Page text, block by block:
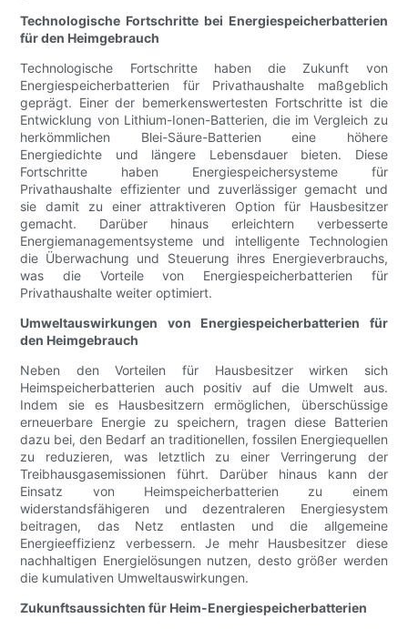
Technologische Fortschritte bei Energiespeicherbatterien
für den Heimgebrauch
Technologische Fortschritte haben die Zukunft von
Energiespeicherbatterien für Privathaushalte maßgeblich
geprägt. Einer der bemerkenswertesten Fortschritte ist die
Entwicklung von Lithium-Ionen-Batterien, die im Vergleich zu
herkömmlichen Blei-Säure-Batterien eine höhere
Energiedichte und längere Lebensdauer bieten. Diese
Fortschritte haben Energiespeichersysteme für
Privathaushalte effizienter und zuverlässiger gemacht und
sie damit zu einer attraktiveren Option für Hausbesitzer
gemacht. Darüber hinaus erleichtern verbesserte
Energiemanagementsysteme und intelligente Technologien
die Überwachung und Steuerung ihres Energieverbrauchs,
was die Vorteile von Energiespeicherbatterien für
Privathaushalte weiter optimiert.
Umweltauswirkungen von Energiespeicherbatterien für
den Heimgebrauch
Neben den Vorteilen für Hausbesitzer wirken sich
Heimspeicherbatterien auch positiv auf die Umwelt aus.
Indem sie es Hausbesitzern ermöglichen, überschüssige
erneuerbare Energie zu speichern, tragen diese Batterien
dazu bei, den Bedarf an traditionellen, fossilen Energiequellen
zu reduzieren, was letztlich zu einer Verringerung der
Treibhausgasemissionen führt. Darüber hinaus kann der
Einsatz von Heimspeicherbatterien zu einem
widerstandsfähigeren und dezentraleren Energiesystem
beitragen, das Netz entlasten und die allgemeine
Energieeffizienz verbessern. Je mehr Hausbesitzer diese
nachhaltigen Energielösungen nutzen, desto größer werden
die kumulativen Umweltauswirkungen.
Zukunftsaussichten für Heim-Energiespeicherbatterien